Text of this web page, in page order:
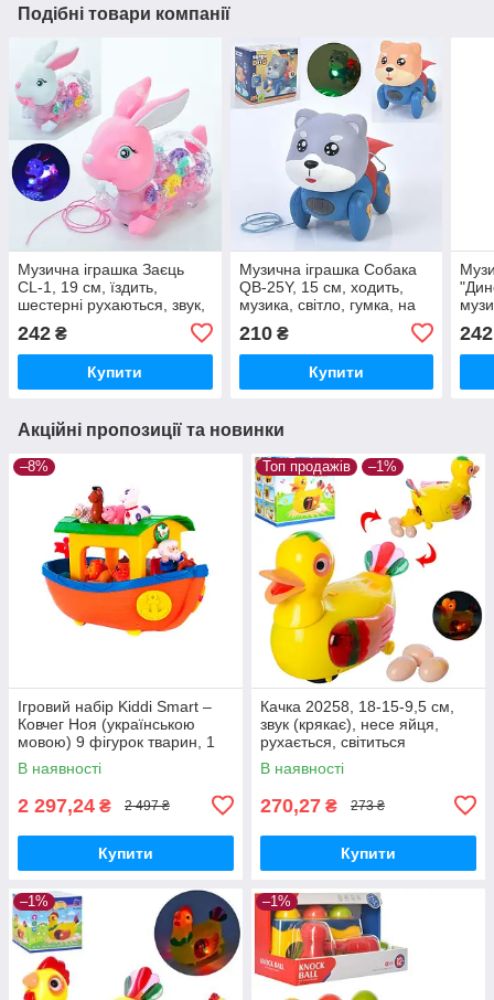
Подібні товари компанії
Музична іграшка Заєць
CL-1, 19 см, їздить,
шестерні рухаються, звук,
батарейках
242 ₴
Купити
Музична іграшка Собака
QB-25Y, 15 см, ходить,
музика, світло, гумка, на
210₴
Купити
242
Акційні пропозиції та новинки
–8%
Ігровий набір Kiddi Smart –
Ковчег Ноя (українською
мовою) 9 фігурок тварин, 1
фігурка Ноя (063404)
В наявності
2 297,24 ₴ 2 497 ₴
Купити
Топ продажів –1%
Качка 20258, 18-15-9,5 см,
звук (крякає), несе яйця,
рухається, світиться
В наявності
270,27 ₴ 273 ₴
Купити
–1% –1%